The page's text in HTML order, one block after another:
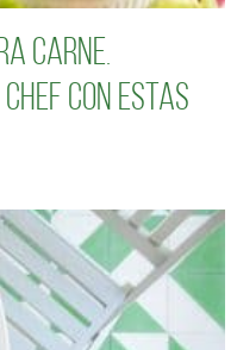
carne.
con estas